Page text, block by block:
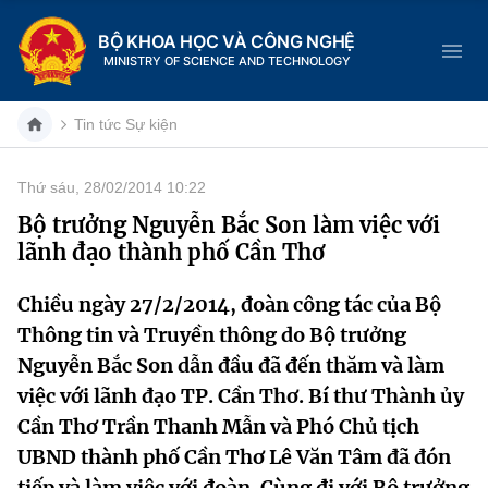
BỘ KHOA HỌC VÀ CÔNG NGHỆ
MINISTRY OF SCIENCE AND TECHNOLOGY
Danh mục
Trang chủ
Giới thiệu
Chức năng nhiệm vụ
Cơ cấu tổ chức
Lịch sử phát triển
Tin tức sự kiện
Khoa học và Công nghệ
Đổi mới sáng tạo
Dịch vụ công
Hệ thống văn bản
Tin tức Sự kiện
Thứ sáu, 28/02/2014 10:22
Bộ trưởng Nguyễn Bắc Son làm việc với
lãnh đạo thành phố Cần Thơ
Chiều ngày 27/2/2014, đoàn công tác của Bộ
Thông tin và Truyền thông do Bộ trưởng
Nguyễn Bắc Son dẫn đầu đã đến thăm và làm
việc với lãnh đạo TP. Cần Thơ. Bí thư Thành ủy
Cần Thơ Trần Thanh Mẫn và Phó Chủ tịch
UBND thành phố Cần Thơ Lê Văn Tâm đã đón